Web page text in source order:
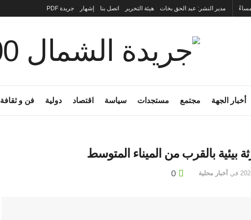
مدير النشر: عبد الحق بخات هيئة التحرير اتصل بنا إشهار جريدة PDF
أخبار الجهة مجتمع مستجدات سياسة اقتصاد دولية فن و ثقافة
بالقرب من الميناء المتوسط
في أخبار محلية